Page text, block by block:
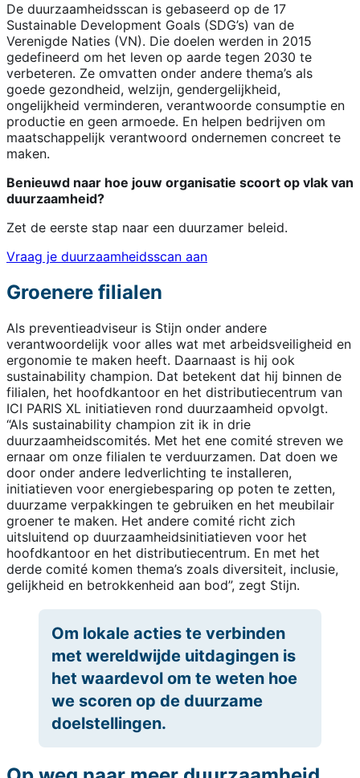
De duurzaamheidsscan is gebaseerd op de 17
Sustainable Development Goals (SDG’s) van de
Verenigde Naties (VN). Die doelen werden in 2015
gedefineerd om het leven op aarde tegen 2030 te
verbeteren. Ze omvatten onder andere thema’s als
goede gezondheid, welzijn, gendergelijkheid,
ongelijkheid verminderen, verantwoorde consumptie en
productie en geen armoede. En helpen bedrijven om
maatschappelijk verantwoord ondernemen concreet te
maken.
Benieuwd naar hoe jouw organisatie scoort op vlak van
duurzaamheid?
Zet de eerste stap naar een duurzamer beleid.
Vraag je duurzaamheidsscan aan
Groenere filialen
Als preventieadviseur is Stijn onder andere
verantwoordelijk voor alles wat met arbeidsveiligheid en
ergonomie te maken heeft. Daarnaast is hij ook
sustainability champion. Dat betekent dat hij binnen de
filialen, het hoofdkantoor en het distributiecentrum van
ICI PARIS XL initiatieven rond duurzaamheid opvolgt.
“Als sustainability champion zit ik in drie
duurzaamheidscomités. Met het ene comité streven we
ernaar om onze filialen te verduurzamen. Dat doen we
door onder andere ledverlichting te installeren,
initiatieven voor energiebesparing op poten te zetten,
duurzame verpakkingen te gebruiken en het meubilair
groener te maken. Het andere comité richt zich
uitsluitend op duurzaamheidsinitiatieven voor het
hoofdkantoor en het distributiecentrum. En met het
derde comité komen thema’s zoals diversiteit, inclusie,
gelijkheid en betrokkenheid aan bod”, zegt Stijn.
Om lokale acties te verbinden
met wereldwijde uitdagingen is
het waardevol om te weten hoe
we scoren op de duurzame
doelstellingen.